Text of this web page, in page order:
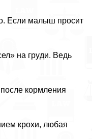
Если малыш просит
на гpyди. Ведь
кормления
крохи, любая